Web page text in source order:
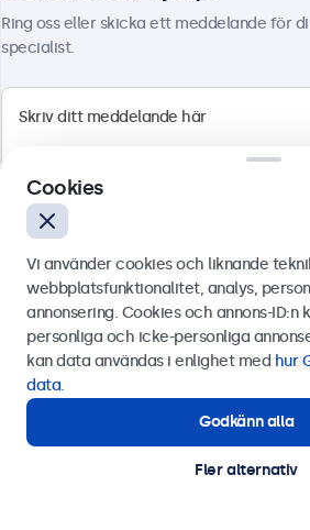
24 Tums Bildskärm, Metall
Artikelnummer:24HD7M
100+ i lager
HDMI, VGA, BNC och RCA
Ring oss eller skicka ett meddelande för
specialist.
Skicka
Kontakta våra experter.
Cookies
Vi använder cookies och liknande
webbplatsfunktionalitet, analys,
annonsering. Cookies och annons-ID:n
personliga och icke-personliga
kan data användas i enlighet med hur
data.
Godkänn alla
Fler alternativ